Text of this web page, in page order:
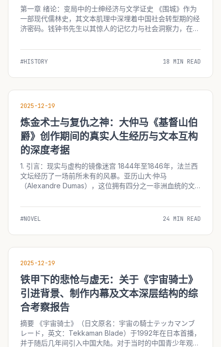
第一章 绪论：变局中的士绅经济与文学证史 《围城》作为
一部现代儒林史，其文本肌理中深埋着中国社会转型期的经
济密码。钱钟书先生以其惊人的记忆力与社会洞察力，在方
（1937-1949）江浙士绅阶层所面临的经济崩塌。这一阶
层，曾是传统中国社会的稳定器，拥有土地...
#HISTORY 18 MIN READ
2025-12-19
炼金术士与复仇之神：大仲马《基督山伯
爵》创作期间的真实人生经历与文本互构
的深度考据
1. 引言：现实与虚构的镜像迷宫 1844年至1846年，法兰西
文坛经历了一场前所未有的风暴。亚历山大·仲马
（Alexandre Dumas），这位拥有四分之一非洲血统的文
——《基督山伯爵》（Le Comte...
#NOVEL 24 MIN READ
2025-12-19
铁甲下的悲怆与虚无：关于《宇宙骑士》
引进背景、制作内幕及文本深层结构的综
合考察报告
摘要 《宇宙骑士》（日文原名：宇宙の騎士テッカマンブ
レード，英文：Tekkaman Blade）于1992年在日本首播，
并于随后几年间引入中国大陆。对于当时的中国青少年观众